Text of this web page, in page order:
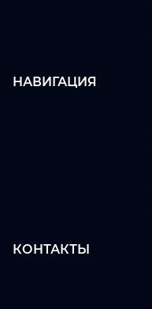
НАВИГАЦИЯ
КОНТАКТЫ